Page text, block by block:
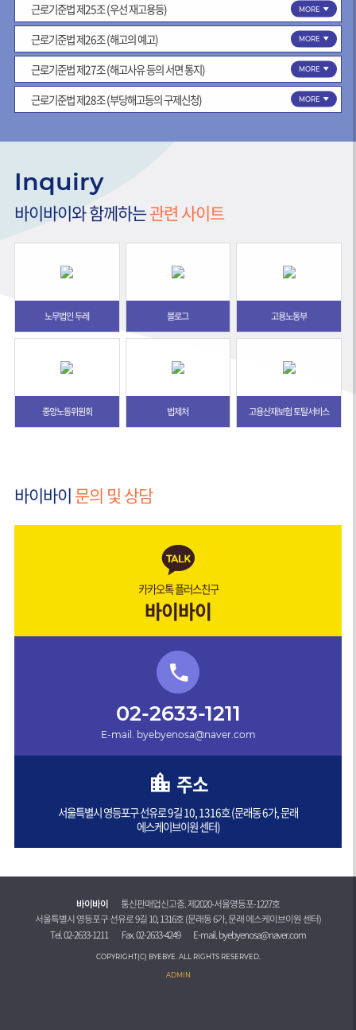
근로기준법 제25조 (우선 재고용등) MORE
근로기준법 제26조 (해고의 예고) MORE
근로기준법 제27조 (해고사유 등의 서면 통지) MORE
근로기준법 제28조 (부당해고등의 구제신청) MORE
Inquiry
바이바이와 함께하는관련 사이트
노무법인 두레 블로그 고용노동부
중앙노동위원회 법제처 고용산재보험 토탈서비스
바이바이문의 및 상담
카카오톡 플러스친구
바이바이
02-2633-1211
E-mail. byebyenosa@naver.com
주소
서울특별시 영등포구 선유로 9길 10, 1316호 (문래동 6가, 문래
에스케이브이원 센터)
바이바이
통신판매업신고증. 제2020-서울영등포-1227호
서울특별시 영등포구 선유로 9길 10, 1316호 (문래동 6가, 문래 에스케이브이원 센터)
Tel.02-2633-1211 Fax. 02-2633-4249 E-mail. byebyenosa@naver.com
COPYRIGHT(C) BYEBYE. ALL RIGHTS RESERVED.
ADMIN